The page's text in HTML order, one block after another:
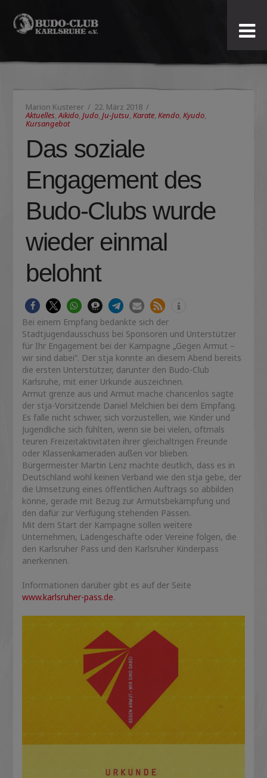
Budo-
Club
Karlsruhe
e.V.
Marion Kusterer 22. März 2018
Aktuelles,Aikido,Judo,Ju-Jutsu,Karate,Kendo,Kyudo,
Kursangebot
Das soziale
Engagement des
Budo-Clubs wurde
wieder einmal
belohnt
Bei einem Empfang bedankte sich der
Stadtjugendausschuss bei Sponsoren und Unterstützer
für Ihr Engagement bei der Kampagne „Gegen Armut –
wir sind dabei“. Der stja konnte an diesem Abend bereits
die ersten Unterstützer, darunter den Budo-Club
Karlsruhe, mit einer Urkunde auszeichnen.
Armut grenze aus und Armut mache chancenlos sagte
der stja-Vorsitzende Daniel Melchien bei dem Empfang.
Es falle nicht schwer, sich vorzustellen, wie Kinder und
Jugendliche sich fühlten, wenn sie bei vielen, oftmals
teuren Freizeitaktivitäten ihrer gleichaltrigen Freunde
oder Klassenkameraden außen vor blieben.
Bürgermeister Martin Lenz machte deutlich, dass es in
Deutschland wohl keinen Verband wie den stja gebe, der
die Umsetzung eines öffentlichen Auftrags so abbilden
könne, gerade mit Bezug zur Armutsbekämpfung und
den dafür zur Verfügung stehenden Pässen.
Mit dem Start der Kampagne sollen weitere
Unternehmen, Ladengeschäfte oder Vereine folgen, die
den Karlsruher Pass und den Karlsruher Kinderpass
anerkennen.
Informationen darüber gibt es auf der Seite
www.karlsruher-pass.de.